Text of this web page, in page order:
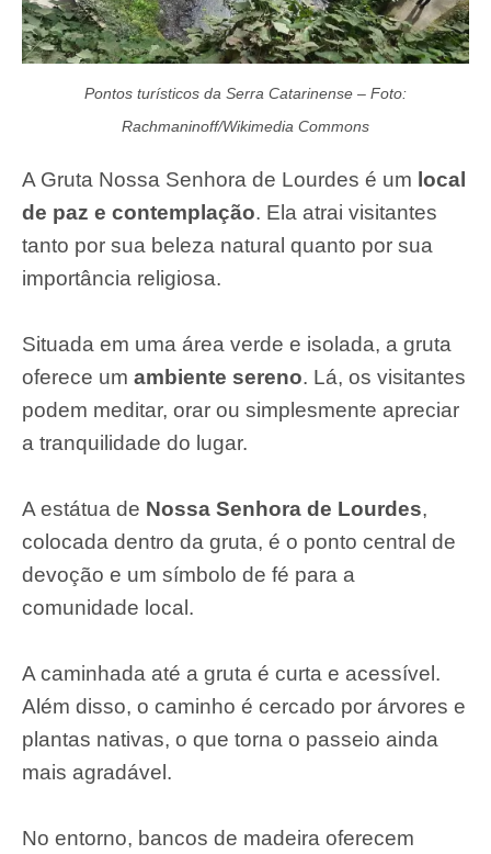
Pontos turísticos da Serra Catarinense – Foto:
Rachmaninoff/Wikimedia Commons
A Gruta Nossa Senhora de Lourdes é um local
de paz e contemplação. Ela atrai visitantes
tanto por sua beleza natural quanto por sua
importância religiosa.
Situada em uma área verde e isolada, a gruta
oferece um ambiente sereno. Lá, os visitantes
podem meditar, orar ou simplesmente apreciar
a tranquilidade do lugar.
A estátua de Nossa Senhora de Lourdes,
colocada dentro da gruta, é o ponto central de
devoção e um símbolo de fé para a
comunidade local.
A caminhada até a gruta é curta e acessível.
Além disso, o caminho é cercado por árvores e
plantas nativas, o que torna o passeio ainda
mais agradável.
No entorno, bancos de madeira oferecem